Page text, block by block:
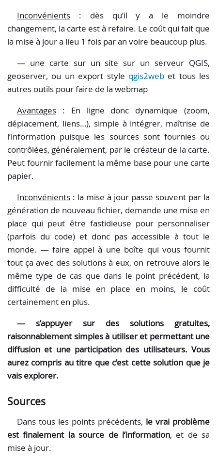
Inconvénients : dès qu’il y a le moindre
changement, la carte est à refaire. Le coût qui fait que
la mise à jour a lieu 1 fois par an voire beaucoup plus.
— une carte sur un site sur un serveur QGIS,
geoserver, ou un export style qgis2webet tous les
autres outils pour faire de la webmap
Avantages : En ligne donc dynamique (zoom,
déplacement, liens…), simple à intégrer, maîtrise de
l’information puisque les sources sont fournies ou
contrôlées, généralement, par le créateur de la carte.
Peut fournir facilement la même base pour une carte
papier.
Inconvénients : la mise à jour passe souvent par la
génération de nouveau fichier, demande une mise en
place qui peut être fastidieuse pour personnaliser
(parfois du code) et donc pas accessible à tout le
monde. — faire appel à une boîte qui vous fournit
tout ça avec des solutions à eux, on retrouve alors le
même type de cas que dans le point précédent, la
difficulté de la mise en place en moins, le coût
certainement en plus.
— s’appuyer sur des solutions gratuites,
raisonnablement simples à utiliser et permettant une
diffusion et une participation des utilisateurs. Vous
aurez compris au titre que c’est cette solution que je
vais explorer.
Sources
Dans tous les points précédents, le vrai problème
est finalement la source de l’information, et de sa
mise à jour.